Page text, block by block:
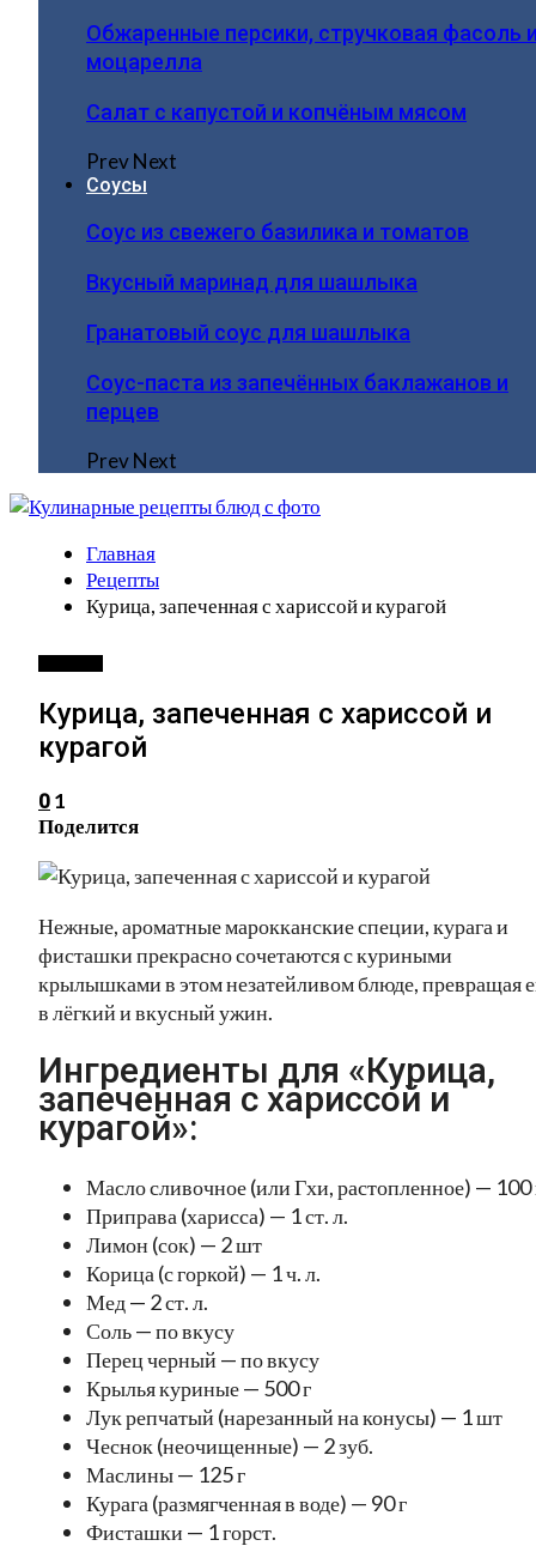
Обжаренные персики, стручковая фасоль
моцарелла
Салат с капустой и копчёным мясом
PrevNext
Соусы
Соус из свежего базилика и томатов
Вкусный маринад для шашлыка
Гранатовый соус для шашлыка
Соус-паста из запечённых баклажанов и
перцев
PrevNext
Главная
Рецепты
Курица, запеченная с хариссой и курагой
Курица, запеченная с хариссой и
курагой
0 1
Поделится
Нежные, ароматные марокканские специи, курага и
фисташки прекрасно сочетаются с куриными
крылышками в этом незатейливом блюде, превращая
в лёгкий и вкусный ужин.
Ингредиенты для «Курица,
запеченная с хариссой и
курагой»:
Масло сливочное (или Гхи, растопленное) — 100
Приправа (харисса) — 1 ст. л.
Лимон (сок) — 2 шт
Корица (с горкой) — 1 ч. л.
Мед — 2 ст. л.
Соль — по вкусу
Перец черный — по вкусу
Крылья куриные — 500 г
Лук репчатый (нарезанный на конусы) — 1 шт
Чеснок (неочищенные) — 2 зуб.
Маслины — 125 г
Курага (размягченная в воде) — 90 г
Фисташки — 1 горст.